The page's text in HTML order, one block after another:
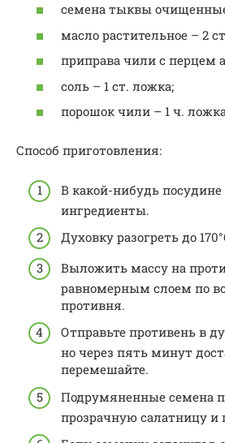
семена тыквы
масло растительное – 2
приправа чили с перцем
соль – 1 ст. ложка;
порошок чили – 1 ч.
Способ приготовления:
В какой-нибудь
ингредиенты.
Духовку разогреть до
Выложить массу на
равномерным слоем по
противня.
Отправьте противень в
но через пять минут
перемешайте.
Подрумяненные семена
прозрачную салатницу и